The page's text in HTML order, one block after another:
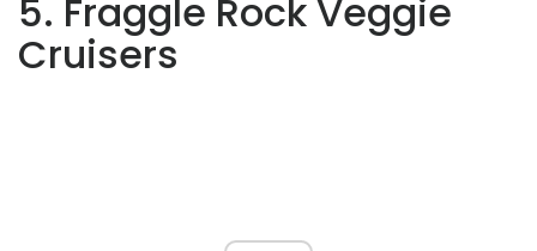
5. Fraggle Rock Veggie
Cruisers